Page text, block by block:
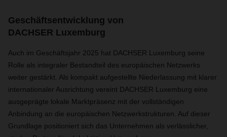
Geschäftsentwicklung von
DACHSER Luxemburg
Auch im Geschäftsjahr 2025 hat DACHSER Luxemburg seine
Rolle als integraler Bestandteil des europäischen Netzwerks
weiter gestärkt. Als kompakt aufgestellte Niederlassung mit klarer
internationaler Ausrichtung vereint DACHSER Luxemburg eine
ausgeprägte lokale Marktpräsenz mit der vollständigen
Anbindung an die europäischen Netzwerkstrukturen. Auf dieser
Grundlage positioniert sich das Unternehmen als verlässlicher,